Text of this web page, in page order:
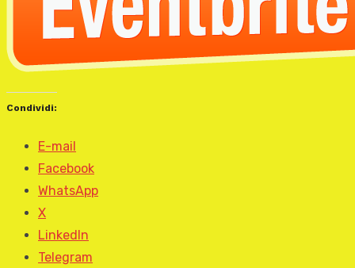
Condividi:
E-mail
Facebook
WhatsApp
X
LinkedIn
Telegram